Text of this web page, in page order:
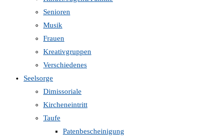
Senioren
Musik
Frauen
Kreativgruppen
Verschiedenes
Seelsorge
Dimissoriale
Kircheneintritt
Taufe
Patenbescheinigung